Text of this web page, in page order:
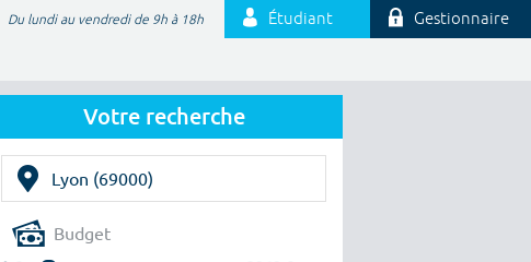
Du lundi au vendredi de 9h à 18h Étudiant Gestionnaire
Votre recherche
Budget